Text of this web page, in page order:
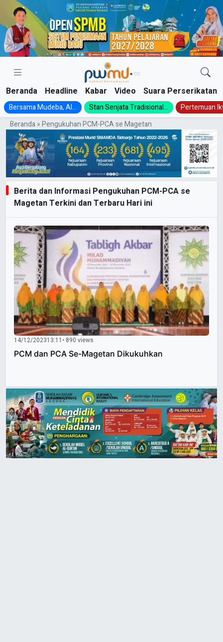
Skip
content
Beranda Headline Kabar Video Suara Perserikatan
Bersama Mudeba, Al... Stan Senjata Tradisional...
Pertemuan
Beranda»Pengukuhan PCM-PCA se Magetan
Berita dan Informasi Pengukuhan PCM-PCA se
Magetan Terkini dan Terbaru Hari ini
14/12/202313:11 • 890 views
PCM dan PCA Se-Magetan Dikukuhkan